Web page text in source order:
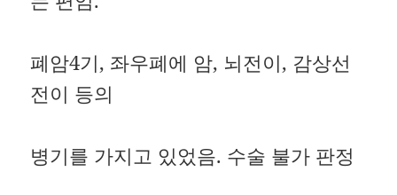
폐암4기, 좌우폐에 암, 뇌전이, 감상선
전이 등의
병기를 가지고 있었음. 수술 불가 판정